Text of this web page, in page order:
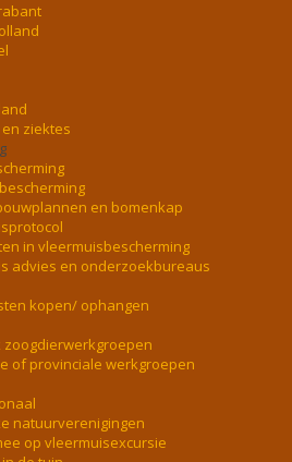
ziektes
en bomenkap
in vleermuisbescherming
advies en onderzoekbureaus
kopen/ ophangen
zoogdierwerkgroepen
of provinciale werkgroepen
natuurverenigingen
op vleermuisexcursie